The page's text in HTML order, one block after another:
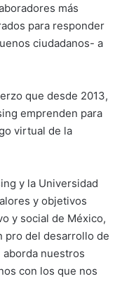
más
para responder
ciudadanos- a
que desde 2013,
emprenden para
virtual de la
y la Universidad
y objetivos
y social de México,
pro del desarrollo de
aborda nuestros
con los que nos